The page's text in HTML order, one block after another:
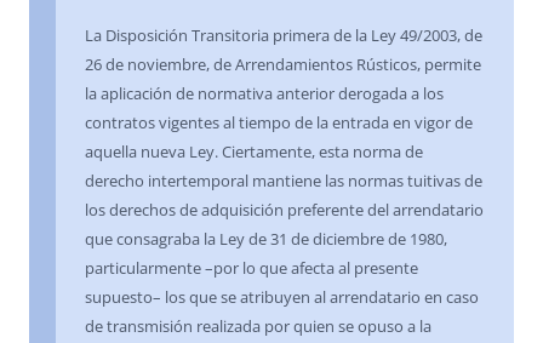
La Disposición Transitoria primera de la Ley 49/2003, de
26 de noviembre, de Arrendamientos Rústicos, permite
la aplicación de normativa anterior derogada a los
contratos vigentes al tiempo de la entrada en vigor de
aquella nueva Ley. Ciertamente, esta norma de
derecho intertemporal mantiene las normas tuitivas de
los derechos de adquisición preferente del arrendatario
que consagraba la Ley de 31 de diciembre de 1980,
particularmente –por lo que afecta al presente
supuesto– los que se atribuyen al arrendatario en caso
de transmisión realizada por quien se opuso a la